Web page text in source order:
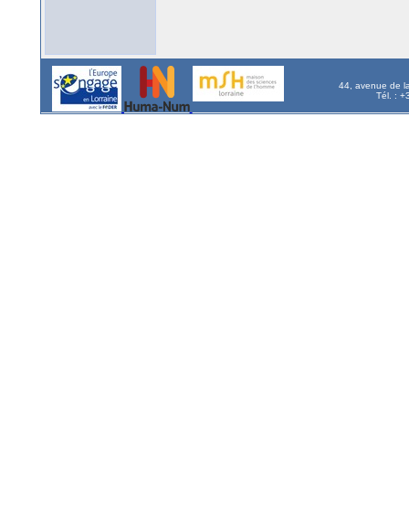
44, avenue de
Tél. :